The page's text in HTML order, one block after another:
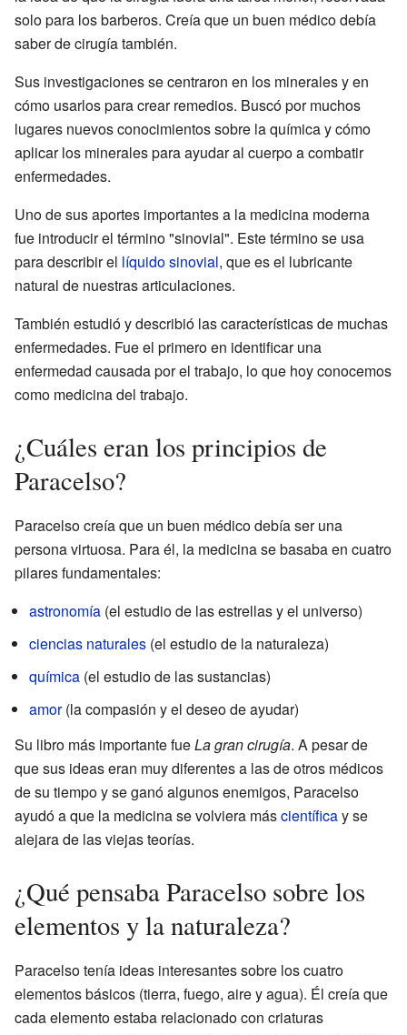
solo para los barberos. Creía que un buen médico debía
saber de cirugía también.
Sus investigaciones se centraron en los minerales y en
cómo usarlos para crear remedios. Buscó por muchos
lugares nuevos conocimientos sobre la química y cómo
aplicar los minerales para ayudar al cuerpo a combatir
enfermedades.
Uno de sus aportes importantes a la medicina moderna
fue introducir el término "sinovial". Este término se usa
para describir el líquido sinovial, que es el lubricante
natural de nuestras articulaciones.
También estudió y describió las características de muchas
enfermedades. Fue el primero en identificar una
enfermedad causada por el trabajo, lo que hoy conocemos
como medicina del trabajo.
¿Cuáles eran los principios de
Paracelso?
Paracelso creía que un buen médico debía ser una
persona virtuosa. Para él, la medicina se basaba en cuatro
pilares fundamentales:
astronomía (el estudio de las estrellas y el universo)
ciencias naturales (el estudio de la naturaleza)
química (el estudio de las sustancias)
amor(la compasión y el deseo de ayudar)
Su libro más importante fueLa gran cirugía. A pesar de
que sus ideas eran muy diferentes a las de otros médicos
de su tiempo y se ganó algunos enemigos, Paracelso
ayudó a que la medicina se volviera máscientíficay se
alejara de las viejas teorías.
¿Qué pensaba Paracelso sobre los
elementos y la naturaleza?
Paracelso tenía ideas interesantes sobre los cuatro
elementos básicos (tierra, fuego, aire y agua). Él creía que
cada elemento estaba relacionado con criaturas